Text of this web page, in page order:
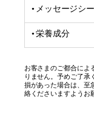
メッセージシ
栄養成分
お客さまのご都合によ
りません。予めご了承
損があった場合は、至
絡くださいますようお